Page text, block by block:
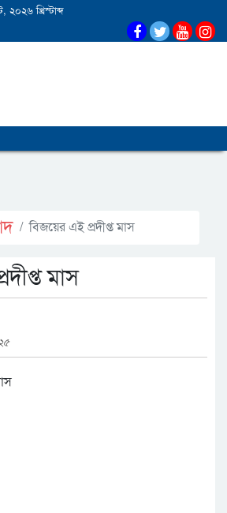
খ্রিস্টাব্দ
বিজয়ের এই প্রদীপ্ত মাস
মাস